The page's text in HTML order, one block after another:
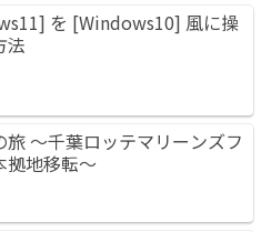
を [Windows10] 風に操
法
旅 ～千葉ロッテマリーンズフ
拠地移転～